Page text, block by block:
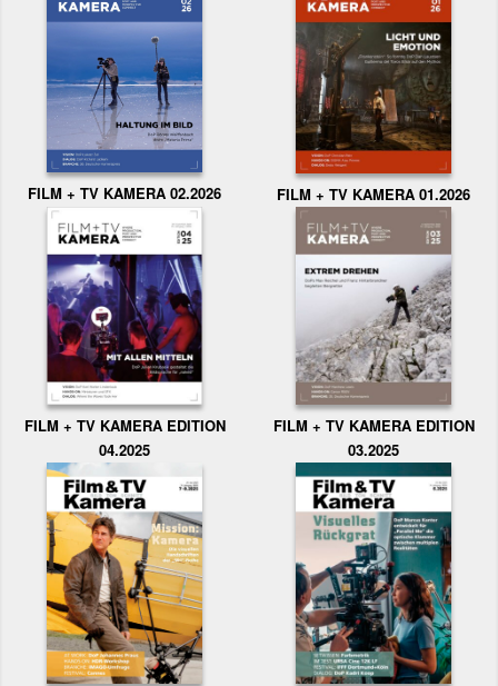
FILM + TV KAMERA 02.2026 FILM + TV KAMERA 01.2026
FILM + TV KAMERA EDITION
04.2025
FILM + TV KAMERA EDITION
03.2025